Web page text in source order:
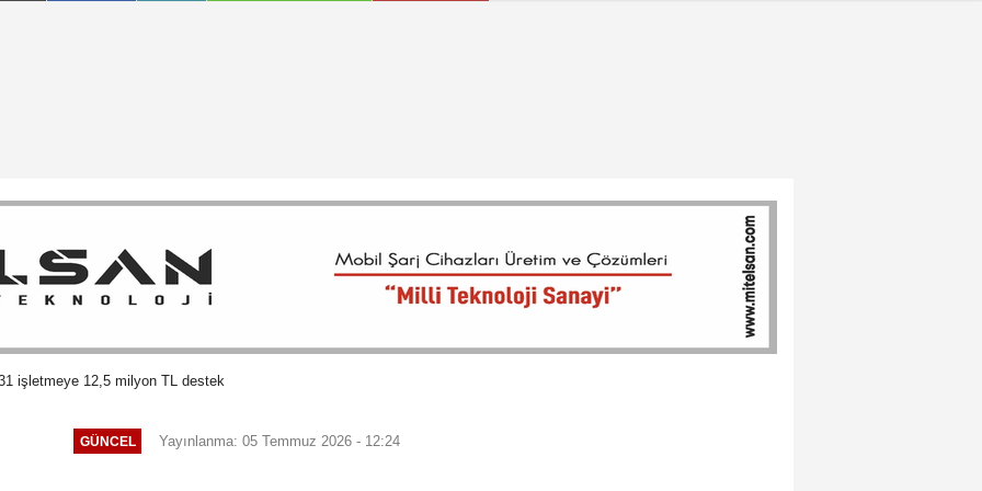
işletmeye 12,5 milyon TL destek
GÜNCEL Yayınlanma: 05 Temmuz 2026 - 12:24